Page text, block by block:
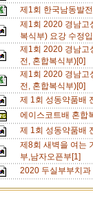
제1회 한국남동발
제1회 2020 경남고
복식부) 요강 수정
제1회 2020 경남고
전, 혼합복식부)[0]
제1회 2020 경남고
전, 혼합복식부)[0]
제 1회 성동약품배
에이스코트배 혼합
제 1회 성동약품배
제8회 새벽을 여는
부,남자오픈부[1]
2020 두실부부치